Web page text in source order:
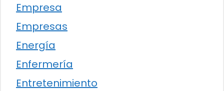
Empresa
Empresas
Energía
Enfermería
Entretenimiento